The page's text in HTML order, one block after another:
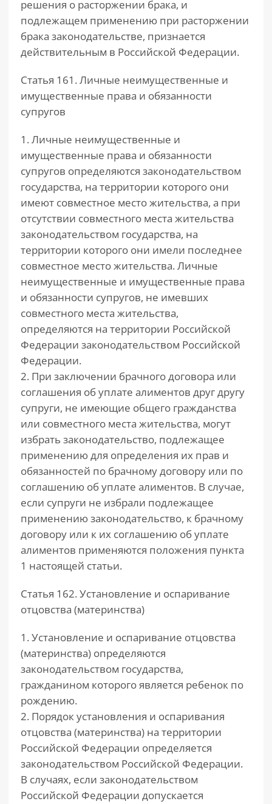
решения о расторжении брака, и
подлежащем применению при расторжении
брака законодательстве, признается
действительным в Российской Федерации.
Статья 161. Личные неимущественные и
имущественные права и обязанности
супругов
1. Личные неимущественные и
имущественные права и обязанности
супругов определяются законодательством
государства, на территории которого они
имеют совместное место жительства, а при
отсутствии совместного места жительства
законодательством государства, на
территории которого они имели последнее
совместное место жительства. Личные
неимущественные и имущественные права
и обязанности супругов, не имевших
совместного места жительства,
определяются на территории Российской
Федерации законодательством Российской
Федерации.
2. При заключении брачного договора или
соглашения об уплате алиментов друг другу
супруги, не имеющие общего гражданства
или совместного места жительства, могут
избрать законодательство, подлежащее
применению для определения их прав и
обязанностей по брачному договору или по
соглашению об уплате алиментов. В случае,
если супруги не избрали подлежащее
применению законодательство, к брачному
договору или к их соглашению об уплате
алиментов применяются положения пункта
1 настоящей статьи.
Статья 162. Установление и оспаривание
отцовства (материнства)
1. Установление и оспаривание отцовства
(материнства) определяются
законодательством государства,
гражданином которого является ребенок по
рождению.
2. Порядок установления и оспаривания
отцовства (материнства) на территории
Российской Федерации определяется
законодательством Российской Федерации.
В случаях, если законодательством
Российской Федерации допускается